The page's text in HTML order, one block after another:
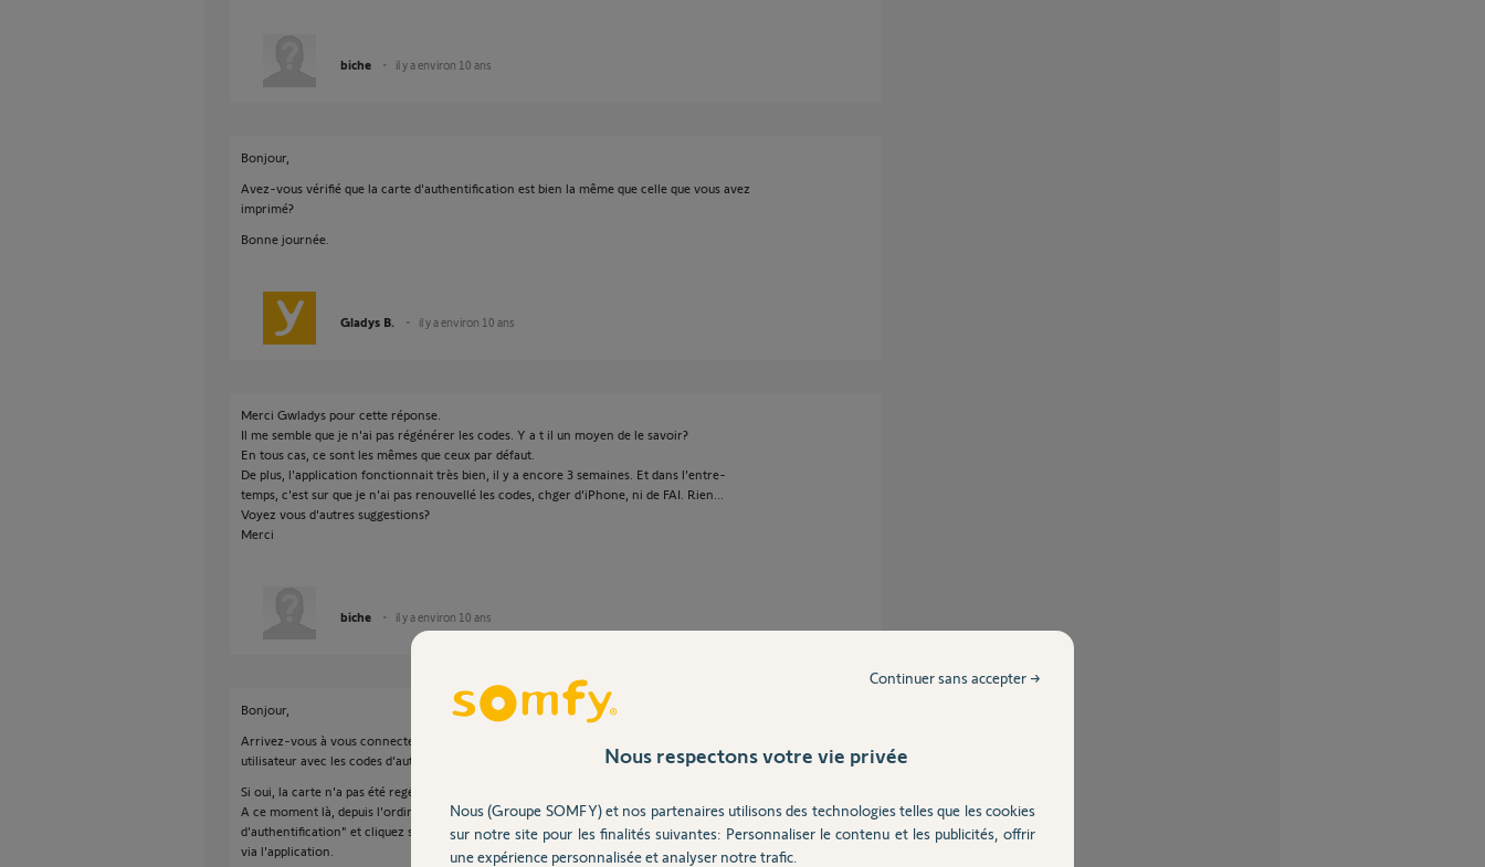
biche il y a environ 10 ans
Bonjour,
Avez-vous vérifié que la carte d'authentification est bien la même que celle que vous avez
imprimé?
Bonne journée.
Gladys B. il y a environ 10 ans
Merci Gwladys pour cette réponse.
Il me semble que je n'ai pas régénérer les codes. Y a t il un moyen de le savoir?
En tous cas, ce sont les mêmes que ceux par défaut.
De plus, l'application fonctionnait très bien, il y a encore 3 semaines. Et dans l'entre-
temps, c'est sur que je n'ai pas renouvellé les codes, chger d'iPhone, ni de FAI. Rien...
Voyez vous d'autres suggestions?
Merci
biche il y a environ 10 ans
Bonjour,
Arrivez-vous à vous connecter depuis un ordinateur à votre comte installateur ou
utilisateur avec les codes d'authentification d'origine?
Si oui, la carte n'a pas été regénéré.
A ce moment là, depuis l'ordinateur connectez-vous en utilisateur, aller dans "carte
d'authentification" et cliquez sur "mise à jour serveur". Puis ré-essayez de vous connecter
via l'application.
Nous respectons votre vie privée
Nous (Groupe SOMFY) et nos partenaires utilisons des technologies telles que les cookies
sur notre site pour les finalités suivantes: Personnaliser le contenu et les publicités, offrir
une expérience personnalisée et analyser notre trafic.
Continuer sans accepter →